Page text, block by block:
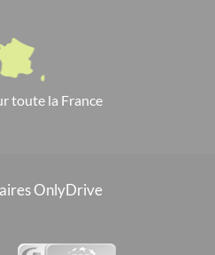
toute la France
OnlyDrive